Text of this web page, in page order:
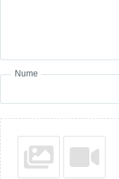
Nume